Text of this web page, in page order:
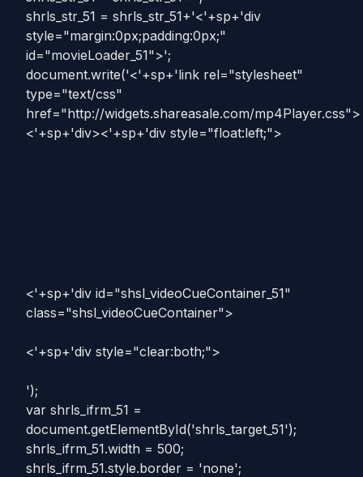
shrls_str_51 = shrls_str_51+'<'+sp+'div
style="margin:0px;padding:0px;"
id="movieLoader_51">';
document.write('<'+sp+'link rel="stylesheet"
type="text/css"
href="http://widgets.shareasale.com/mp4Player.css">
<'+sp+'div><'+sp+'div style="float:left;">
<'+sp+'div id="shsl_videoCueContainer_51"
class="shsl_videoCueContainer">
<'+sp+'div style="clear:both;">
');
var shrls_ifrm_51 =
document.getElementById('shrls_target_51');
shrls_ifrm_51.width = 500;
shrls_ifrm_51.style.border = 'none';